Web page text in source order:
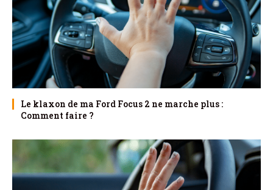
Le klaxon de ma Ford Focus 2 ne marche plus :
Comment faire ?